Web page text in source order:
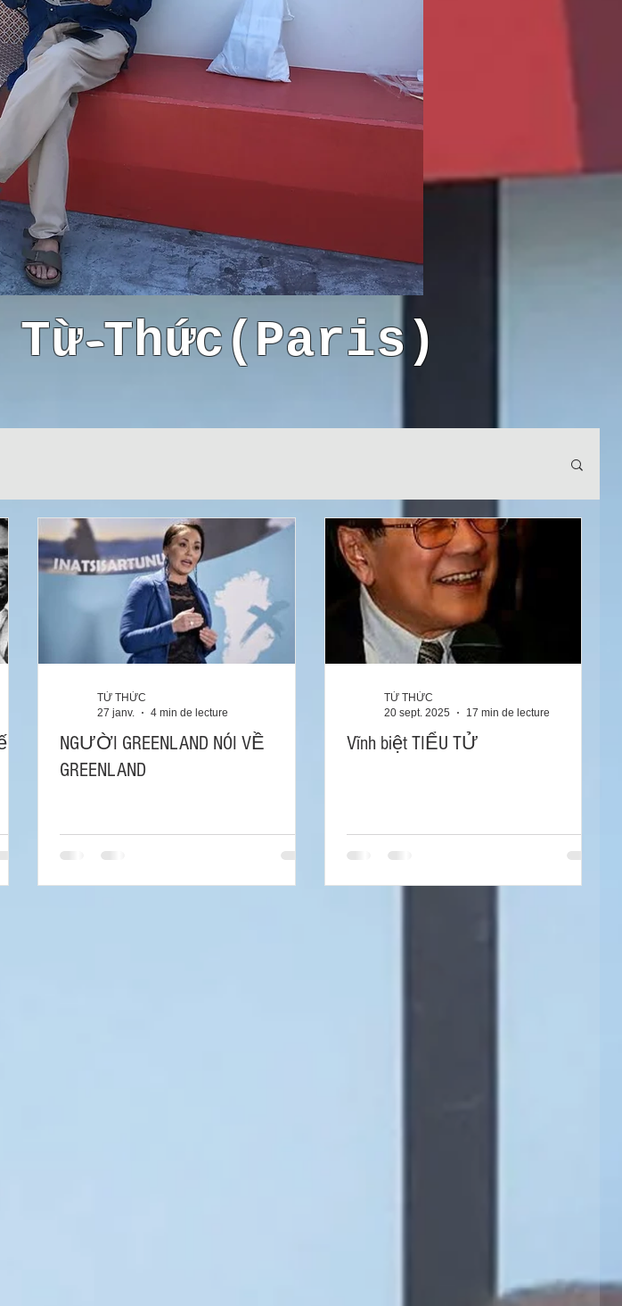
Từ-Thức(Paris)
NGƯỜI GREENLAND NÓI VỀ
GREENLAND
TỪ THỨC
27 janv.
4 min de lecture
Vĩnh biệt TIỂU TỬ
TỪ THỨC
20 sept. 2025
17 min de lecture